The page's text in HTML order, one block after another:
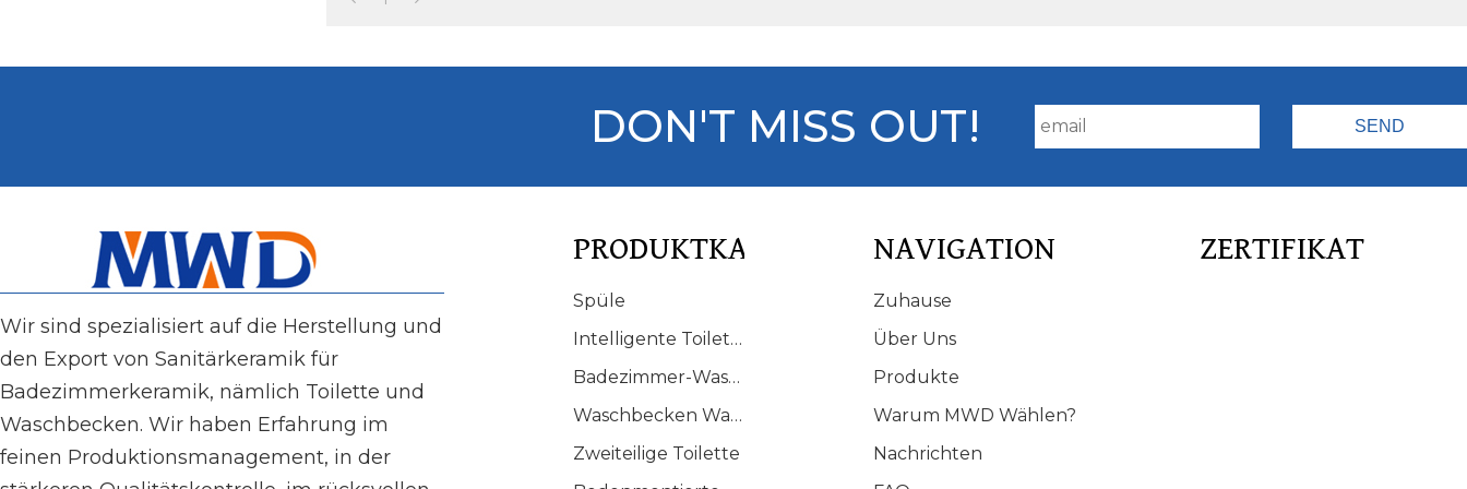
DON'T MISS OUT!
Wir sind spezialisiert auf die Herstellung und
den Export von Sanitärkeramik für
Badezimmerkeramik, nämlich Toilette und
Waschbecken. Wir haben Erfahrung im
feinen Produktionsmanagement, in der
PRODUKTKATALOG
Spüle
Intelligente Toilette
Badezimmer-Waschtisch
Waschbecken Waschbecken
Zweiteilige Toilette
NAVIGATION
Zuhause
Über Uns
Produkte
Warum MWD Wählen?
Nachrichten
ZERTIFIKAT